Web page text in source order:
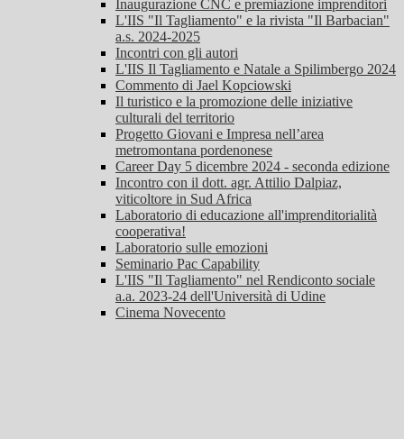
Inaugurazione CNC e premiazione imprenditori
L'IIS "Il Tagliamento" e la rivista "Il Barbacian"
a.s. 2024-2025
Incontri con gli autori
L'IIS Il Tagliamento e Natale a Spilimbergo 2024
Commento di Jael Kopciowski
Il turistico e la promozione delle iniziative
culturali del territorio
Progetto Giovani e Impresa nell’area
metromontana pordenonese
Career Day 5 dicembre 2024 - seconda edizione
Incontro con il dott. agr. Attilio Dalpiaz,
viticoltore in Sud Africa
Laboratorio di educazione all'imprenditorialità
cooperativa!
Laboratorio sulle emozioni
Seminario Pac Capability
L'IIS "Il Tagliamento" nel Rendiconto sociale
a.a. 2023-24 dell'Università di Udine
Cinema Novecento